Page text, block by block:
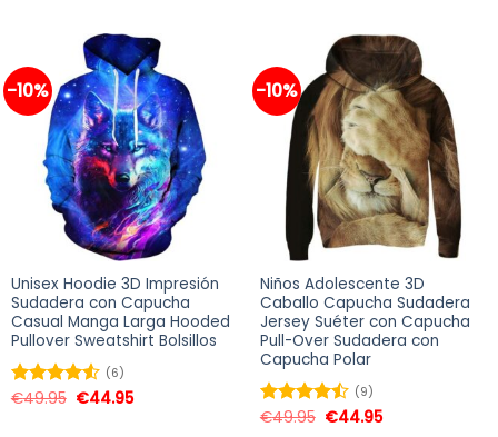
-10%
Unisex Hoodie 3D Impresión
Sudadera con Capucha
Casual Manga Larga Hooded
Pullover Sweatshirt Bolsillos
Valorado
(6)
€49.95 €44.95
-10%
Niños Adolescente 3D
Caballo Capucha Sudadera
Jersey Suéter con Capucha
Pull-Over Sudadera con
Capucha Polar
Valorado
(9)
€49.95 €44.95